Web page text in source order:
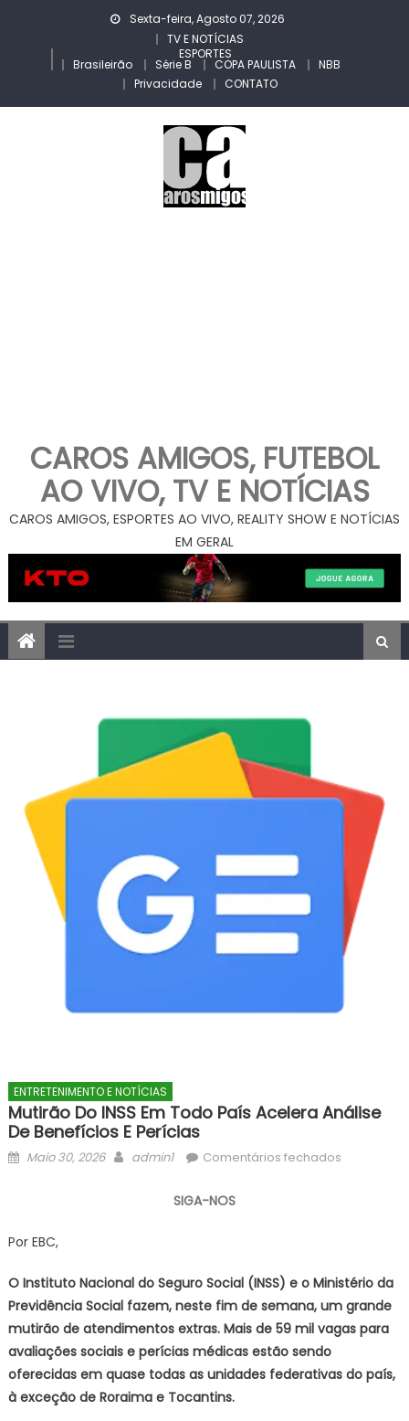
Sexta-feira, Agosto 07, 2026
TV E NOTÍCIAS
ESPORTES
Brasileirão Série B COPA PAULISTA
NBB
Privacidade
CONTATO
CAROS AMIGOS, FUTEBOL
AO VIVO, TV E NOTÍCIAS
CAROS AMIGOS, ESPORTES AO VIVO, REALITY SHOW E NOTÍCIAS
EM GERAL
ENTRETENIMENTO E NOTÍCIAS
Mutirão Do INSS Em Todo País Acelera Análise
De Benefícios E Perícias
Posted
Maio 30, 2026 Author
admin1 Comentários fechadosem
país
acelera
análise
benefícios
SIGA-NOS
Por EBC,
O Instituto Nacional do Seguro Social (INSS) e o Ministério da
Previdência Social fazem, neste fim de semana, um grande
mutirão de atendimentos extras. Mais de 59 mil vagas para
avaliações sociais e perícias médicas estão sendo
oferecidas em quase todas as unidades federativas do país,
à exceção de Roraima e Tocantins.